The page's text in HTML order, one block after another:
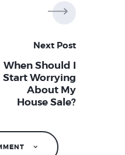
Next Post
When Should I
Start Worrying
About My
House Sale?